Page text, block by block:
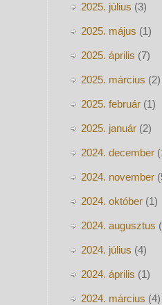
2025. július (3)
2025. május (1)
2025. április (7)
2025. március (2)
2025. február (1)
2025. január (2)
2024. december
2024. november
2024. október (1)
2024. augusztus
2024. július (4)
2024. április (1)
2024. március (4)